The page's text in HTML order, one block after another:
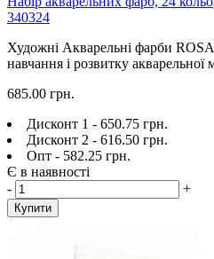
340324
Художні Акварельні фарби
навчання і розвитку акварельної
685.00 грн.
Дисконт 1 - 650.75 грн.
Дисконт 2 - 616.50 грн.
Опт - 582.25 грн.
Є в наявності
-
+
Купити